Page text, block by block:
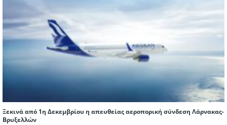
Ξεκινά από 1η Δεκεμβρίου η απευθείας αεροπορική σύνδεση Λάρνακας-
Βρυξελλών